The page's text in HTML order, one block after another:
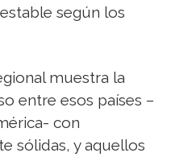
según los
muestra la
entre esos países –
con
sólidas, y aquellos